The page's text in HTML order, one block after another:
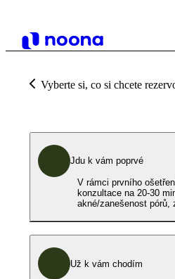
Vyberte si, co si chcete
Jdu k vám poprvé
V rámci prvního
konzultace na 20-30
akné/zanešenost pórů,
Už k vám chodím